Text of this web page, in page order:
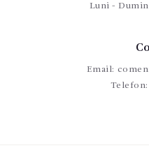
Luni -
Email:
Telefon: